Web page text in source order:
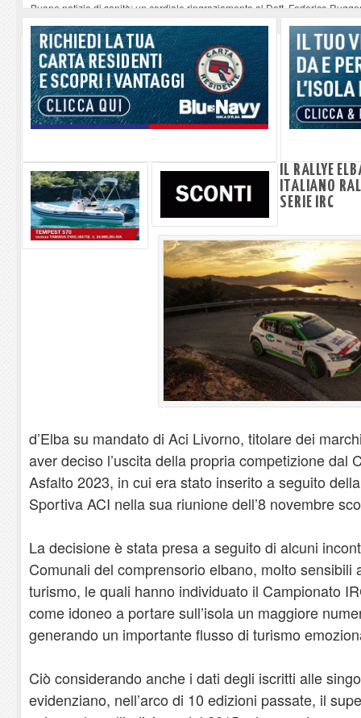
Buone notizie di sanità: un cordiale ringraziamento al Dott. Federico
Altiero Spinelli e Ursula Hirschmann all'Elba: riaffiora una testimonianza
Capoliveri, potenziata la pulizia dei bordi stradali -07-08-2026
Marina di Campo tra i porti interessati dal nuovo piano dell'Autorità
IL RALLYE
ITALIANO
SERIE IRC
d’Elba su mandato di Aci Livorno, titolare dei
aver deciso l’uscita della propria competizione dal
Asfalto 2023, in cui era stato inserito a seguito
Sportiva ACI nella sua riunione dell’8 novembre
La decisione è stata presa a seguito di alcuni
Comunali del comprensorio elbano, molto sensibili
turismo, le quali hanno individuato il Campionato
come idoneo a portare sull’isola un maggiore
generando un importante flusso di turismo
Ciò considerando anche i dati degli iscritti alle
evidenziano, nell’arco di 10 edizioni passate, il